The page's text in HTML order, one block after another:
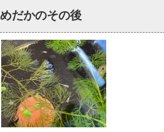
めだかのその後